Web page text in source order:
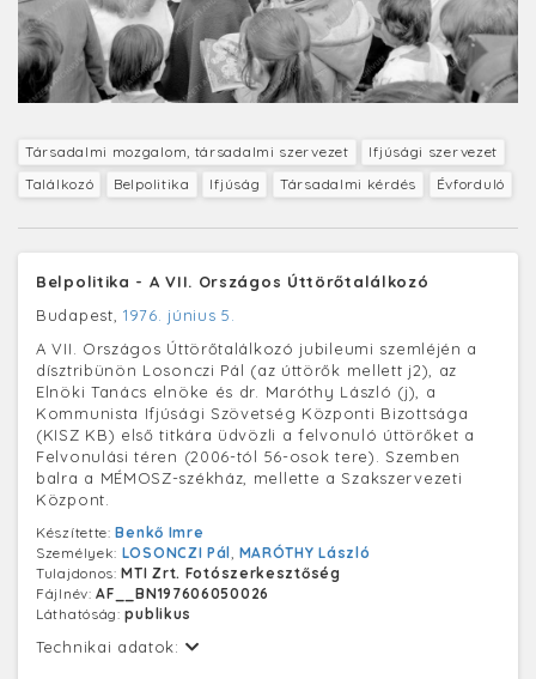
Társadalmi mozgalom, társadalmi szervezet
Ifjúsági szervezet
Találkozó
Belpolitika Ifjúság Társadalmi kérdés Évforduló
Belpolitika - A VII. Országos Úttörőtalálkozó
Budapest, 1976. június 5.
A VII. Országos Úttörőtalálkozó jubileumi szemléjén a
dísztribünön Losonczi Pál (az úttörők mellett j2), az
Elnöki Tanács elnöke és dr. Maróthy László (j), a
Kommunista Ifjúsági Szövetség Központi Bizottsága
(KISZ KB) első titkára üdvözli a felvonuló úttörőket a
Felvonulási téren (2006-tól 56-osok tere). Szemben
balra a MÉMOSZ-székház, mellette a Szakszervezeti
Központ.
Készítette:Benkő Imre
Személyek: LOSONCZI Pál MARÓTHY László
Tulajdonos:MTI Zrt. Fotószerkesztőség
Fájlnév:AF__BN197606050026
Láthatóság:publikus
Technikai adatok: